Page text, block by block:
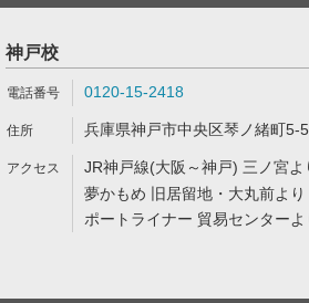
神戸校
0120-15-2418
兵庫県神戸市中央区琴ノ緒町5-
JR神戸線(大阪～神戸) 三ノ宮
夢かもめ 旧居留地・大丸前よ
ポートライナー 貿易センター